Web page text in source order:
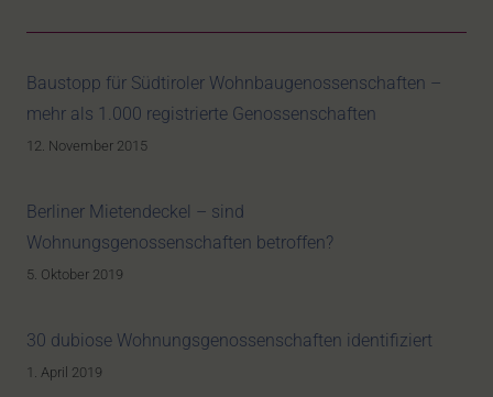
Baustopp für Südtiroler Wohnbaugenossenschaften –
mehr als 1.000 registrierte Genossenschaften
12. November 2015
Berliner Mietendeckel – sind
Wohnungsgenossenschaften betroffen?
5. Oktober 2019
30 dubiose Wohnungsgenossenschaften identifiziert
1. April 2019